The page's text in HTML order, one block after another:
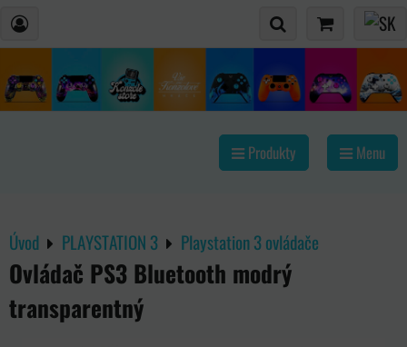
Produkty Menu
Úvod PLAYSTATION 3 Playstation 3 ovládače
Ovládač PS3 Bluetooth modrý
transparentný